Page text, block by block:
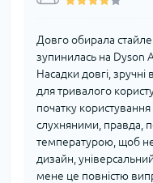
Довго обирала
зупинилась на Dyson
Насадки довгі, зручні
для тривалого
початку
слухняними, правда,
температурою, щоб
дизайн,
мене це повністю